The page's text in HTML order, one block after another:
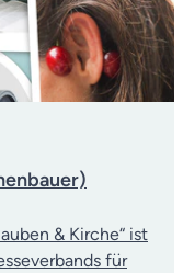
& Kirche“ ist
für